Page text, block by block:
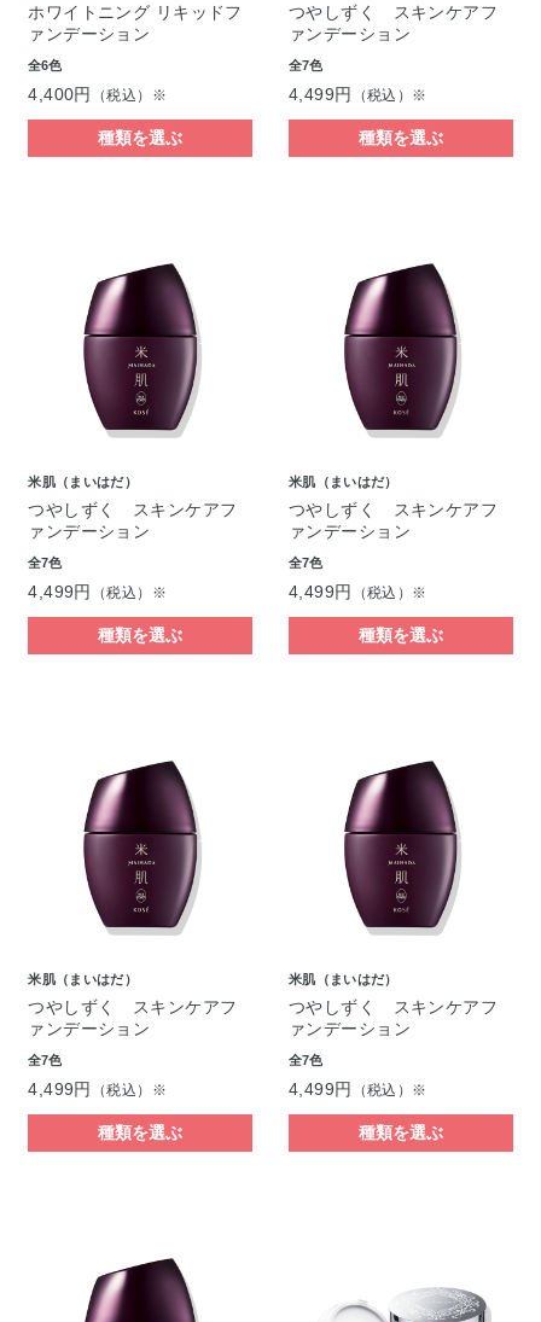
ホワイトニング リキッドフ
ァンデーション
全6色
4,400円 （税込）※
種類を選ぶ
つやしずく スキンケアフ
ァンデーション
全7色
4,499円 （税込）※
種類を選ぶ
米肌（まいはだ）
つやしずく スキンケアフ
ァンデーション
全7色
4,499円 （税込）※
種類を選ぶ
米肌（まいはだ）
つやしずく スキンケアフ
ァンデーション
全7色
4,499円 （税込）※
種類を選ぶ
米肌（まいはだ）
つやしずく スキンケアフ
ァンデーション
全7色
4,499円 （税込）※
種類を選ぶ
米肌（まいはだ）
つやしずく スキンケアフ
ァンデーション
全7色
4,499円 （税込）※
種類を選ぶ